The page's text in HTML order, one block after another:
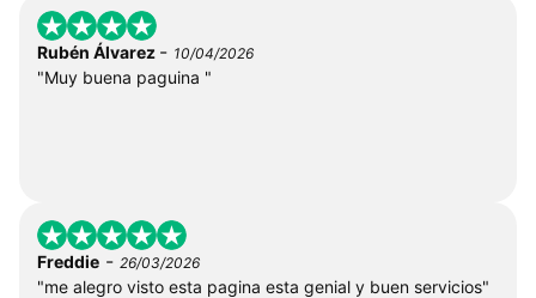
Rubén Álvarez - 10/04/2026
"Muy buena paguina "
Freddie - 26/03/2026
"me alegro visto esta pagina esta genial y buen servicios"